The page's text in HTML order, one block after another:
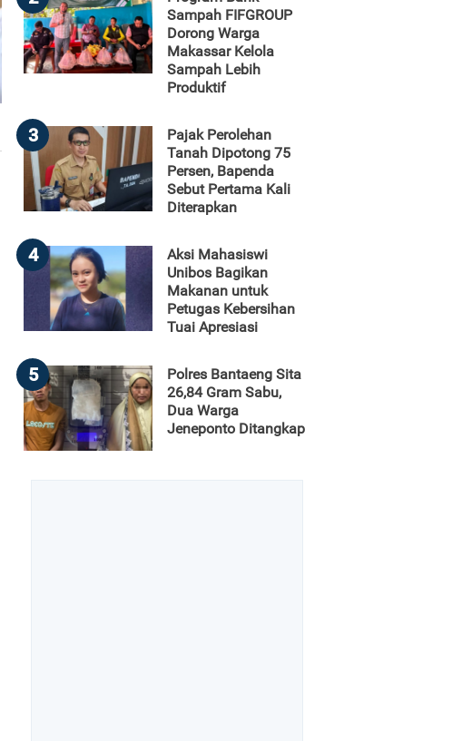
Sampah FIFGROUP
Dorong Warga
Makassar Kelola
Sampah Lebih
Produktif
3
Pajak Perolehan
Tanah Dipotong 75
Persen, Bapenda
Sebut Pertama Kali
Diterapkan
4
Aksi Mahasiswi
Unibos Bagikan
Makanan untuk
Petugas Kebersihan
Tuai Apresiasi
5
Polres Bantaeng Sita
26,84 Gram Sabu,
Dua Warga
Jeneponto Ditangkap